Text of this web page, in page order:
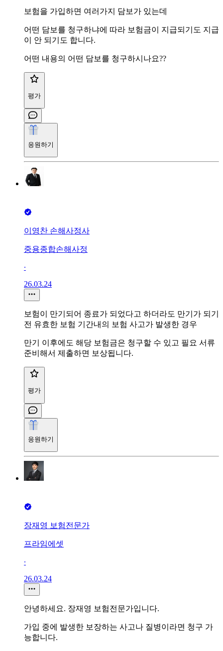
보험을 가입하면 여러가지 담보가 있는데
어떤 담보를 청구하냐에 따라 보험금이 지급되기도 지급
이 안 되기도 합니다.
어떤 내용의 어떤 담보를 청구하시나요??
평가
응원하기
이영찬 손해사정사
중용종합손해사정
∙
26.03.24
보험이 만기되어 종료가 되었다고 하더라도 만기가 되기
전 유효한 보험 기간내의 보험 사고가 발생한 경우
만기 이후에도 해당 보험금은 청구할 수 있고 필요 서류
준비해서 제출하면 보상됩니다.
평가
응원하기
장재영 보험전문가
프라임에셋
∙
26.03.24
안녕하세요. 장재영 보험전문가입니다.
가입 중에 발생한 보장하는 사고나 질병이라면 청구 가
능합니다.